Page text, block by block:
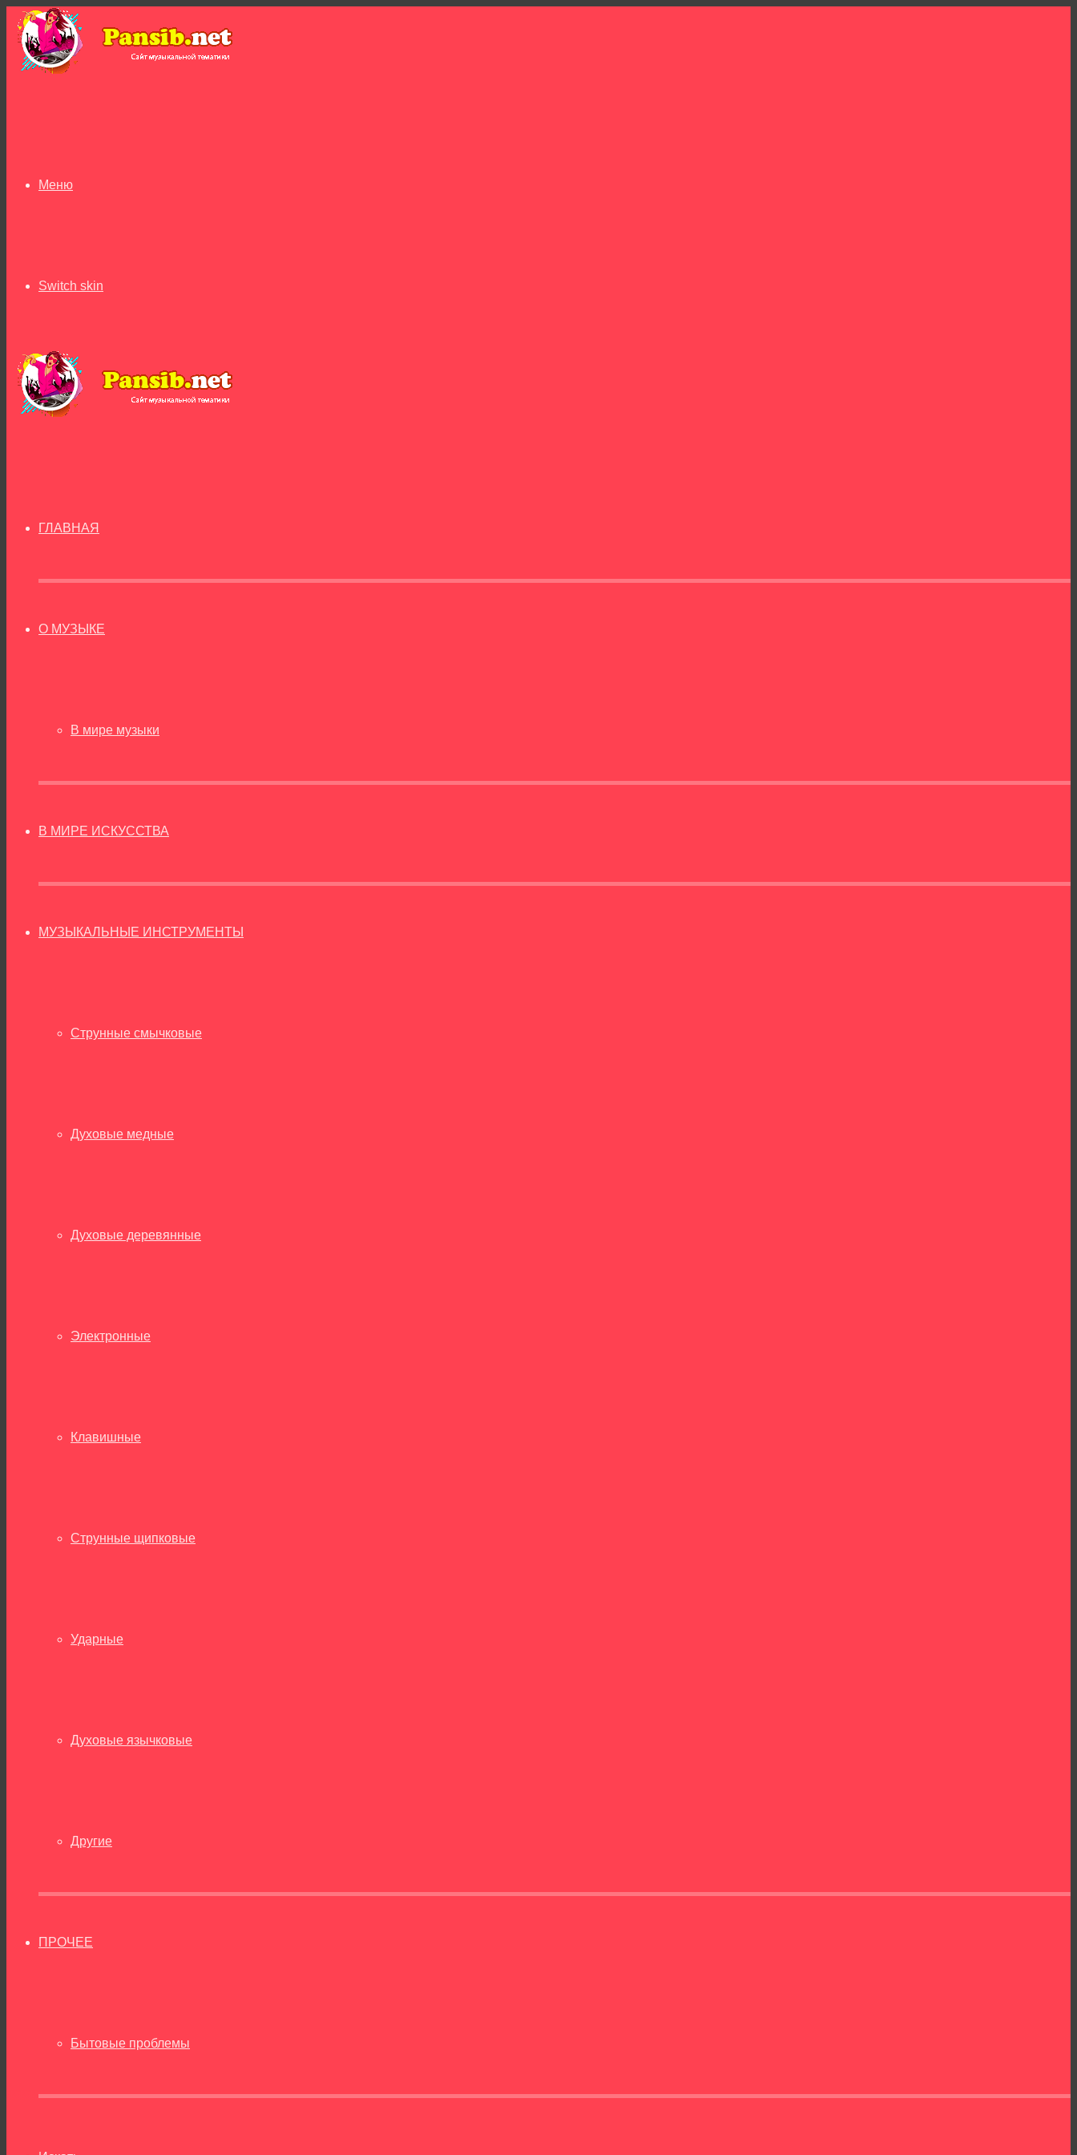
Меню
Switch skin
ГЛАВНАЯ
О МУЗЫКЕ
В мире музыки
В МИРЕ ИСКУССТВА
МУЗЫКАЛЬНЫЕ ИНСТРУМЕНТЫ
Струнные смычковые
Духовые медные
Духовые деревянные
Электронные
Клавишные
Струнные щипковые
Ударные
Духовые язычковые
Другие
ПРОЧЕЕ
Бытовые проблемы